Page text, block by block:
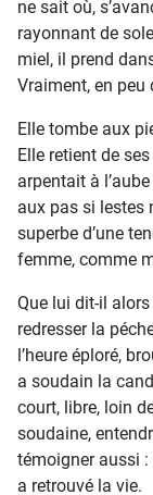
ne sait où,
rayonnant de
miel, il prend
Vraiment, en
Elle tombe aux
Elle retient de
arpentait à
aux pas si lestes
superbe d’une
femme, comme
Que lui dit-il
redresser la
l’heure éploré,
a soudain la
court, libre, loin
soudaine,
témoigner aussi
a retrouvé la vie.